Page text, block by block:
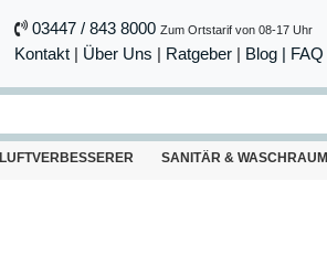
03447 / 843 8000 Zum Ortstarif von 08-17 Uhr
Kontakt| Über Uns | Ratgeber| Blog | FAQ
LUFTVERBESSERER SANITÄR & WASCHRAUM